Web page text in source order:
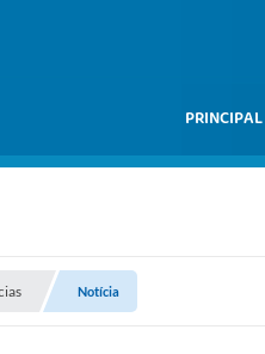
PRINCIPAL
Notícia